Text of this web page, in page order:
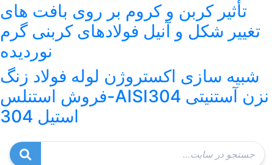
تأثیر کربن و کروم بر روی بافت های
تغییر شکل و آنیل فولادهای کربنی گرم
نوردیده
شبیه سازی اکستروژن لوله فولاد زنگ
نزن آستنیتی AISI304-فروش استنلس
استیل 304